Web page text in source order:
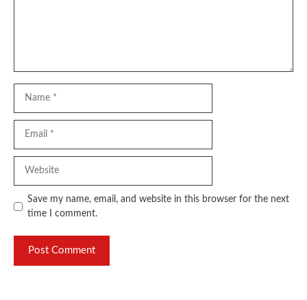
Save my name, email, and website in this browser for the next
time I comment.